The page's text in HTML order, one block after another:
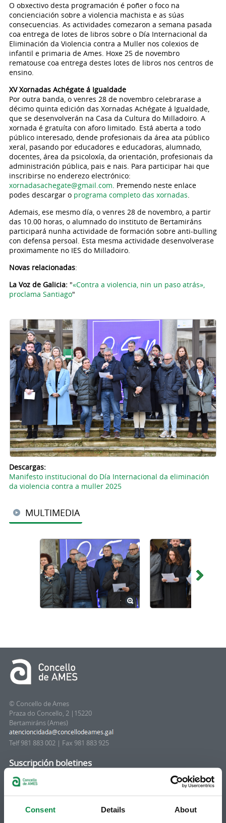
Consent Details About
​O obxectivo desta programación é poñer o foco na
concienciación sobre a violencia machista e as súas
consecuencias. As actividades comezaron a semana pasada
coa entrega de lotes de libros sobre o Día Internacional da
Eliminación da Violencia contra a Muller nos colexios de
infantil e primaria de Ames. Hoxe 25 de novembro
rematouse coa entrega destes lotes de libros nos centros de
ensino.
XV Xornadas Achégate á Igualdade
Por outra banda, o venres 28 de novembro celebrarase a
décimo quinta edición das Xornadas Achégate á Igualdade,
que se desenvolverán na Casa da Cultura do Milladoiro. A
xornada é gratuíta con aforo limitado. Está aberta a todo
público interesado, dende profesionais da área ata público
xeral, pasando por educadores e educadoras, alumnado,
docentes, área da psicoloxía, da orientación, profesionais da
administración pública, pais e nais. Para participar hai que
inscribirse no enderezo electrónico:
xornadasachegate@gmail.com. Premendo neste enlace
podes descargar o programa completo das xornadas.
Ademais, ese mesmo día, o venres 28 de novembro, a partir
das 10.00 horas, o alumnado do instituto de Bertamiráns
participará nunha actividade de formación sobre anti-bulling
con defensa persoal. Esta mesma actividade desenvolverase
proximamente no IES do Milladoiro.
Novas relacionadas:
La Voz de Galicia:"«Contra a violencia, nin un paso atrás»,
proclama Santiago"
Descargas:
Manifesto institucional do Día Internacional da eliminación
da violencia contra a muller 2025
MULTIMEDIA
© Concello de Ames
Praza do Concello, 2 |15220
Bertamiráns (Ames)
Telf 981 883 002 | Fax 981 883 925
Suscripción boletines
Puedes recibir la información publicada en la web
municipal en tu correo electrónico mediante una